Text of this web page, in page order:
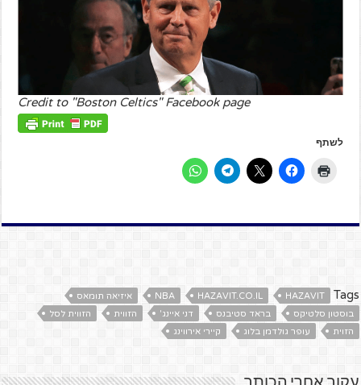
Credit to "Boston Celtics" Facebook page
לשתף
Tags
HAZAVIT
HAZAVIT.CO.IL
NBA
איזיאה תומאס
בוסטון סלטיקס
בראד סטיבנס דני איינג' הזווית
הזווית לסל
הזוית
עופר גולדמן בלוג קיירי אירווינג